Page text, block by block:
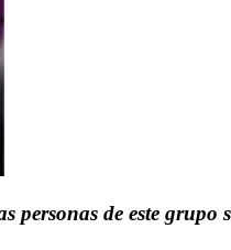
de este grupo